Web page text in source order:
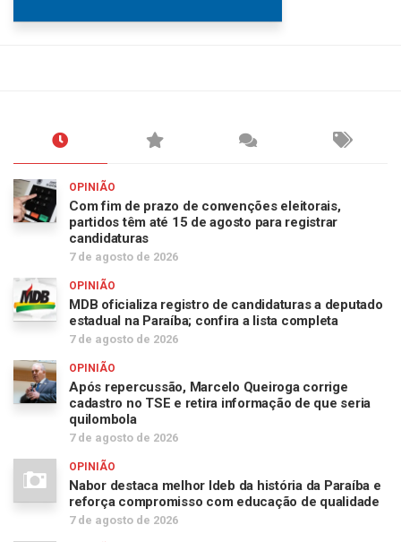
OPINIÃO
Com fim de prazo de convenções eleitorais,
partidos têm até 15 de agosto para registrar
candidaturas
7 de agosto de 2026
OPINIÃO
MDB oficializa registro de candidaturas a deputado
estadual na Paraíba; confira a lista completa
7 de agosto de 2026
OPINIÃO
Após repercussão, Marcelo Queiroga corrige
cadastro no TSE e retira informação de que seria
quilombola
7 de agosto de 2026
OPINIÃO
Nabor destaca melhor Ideb da história da Paraíba e
reforça compromisso com educação de qualidade
7 de agosto de 2026